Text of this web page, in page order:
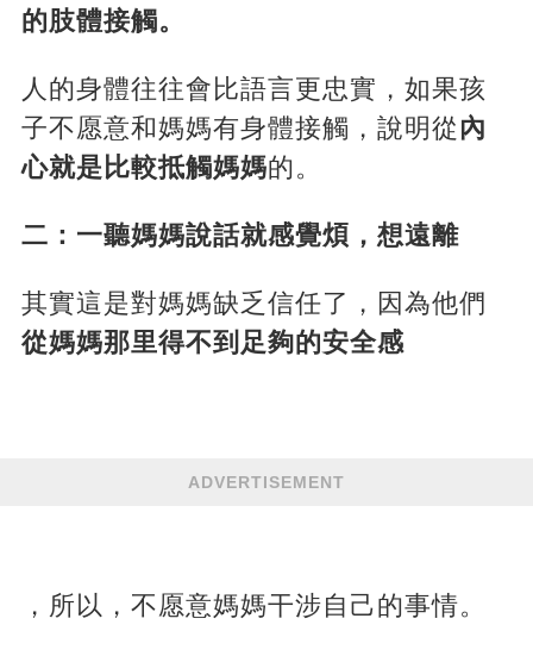
的肢體接觸。
人的身體往往會比語言更忠實，如果孩
子不愿意和媽媽有身體接觸，說明從 內
心就是比較抵觸媽媽的。
二：一聽媽媽說話就感覺煩，想遠離
其實這是對媽媽缺乏信任了，因為他們
從媽媽那里得不到足夠的安全感
ADVERTISEMENT
，所以，不愿意媽媽干涉自己的事情。